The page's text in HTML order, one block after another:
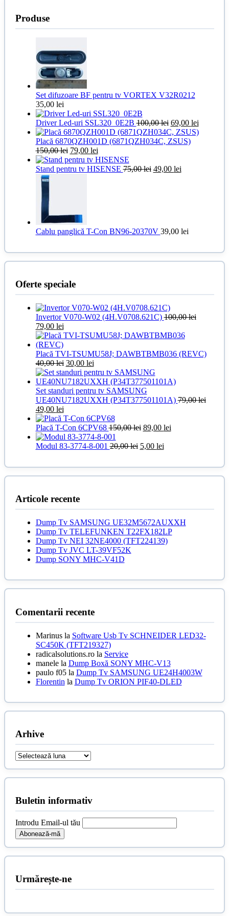
Produse
Set difuzoare BF pentru tv VORTEX V32R0212
35,00 lei
Driver Led-uri SSL320_0E2B100,00lei Prețul
inițial
a
69,00 leiPrețul
curent
Placă 6870QZH001D (6871QZH034C, ZSUS)
150,00lei Prețul
inițial
a
79,00 leiPrețul
curent
este:
Stand pentru tv HISENSE75,00lei Prețul
49,00 leiPrețul
Cablu panglică T-Con BN96-20370V 39,00 lei
Oferte speciale
Invertor V070-W02 (4H.V0708.621C)100,00lei
Prețul
inițial
a
fost:
100,00 lei.
79,00 leiPrețul
curent
este:
79,00 lei.
Placă TVI-TSUMU58J; DAWBTBMB036 (REVC)
40,00lei Prețul
inițial
a
fost:
40,00 lei.
30,00 leiPrețul
curent
este:
30,00 lei.
Set standuri pentru tv SAMSUNG
UE40NU7182UXXH (P34T377501101A)79,00lei
Prețul
inițial
a
fost:
79,00 lei.
49,00 leiPrețul
curent
este:
49,00 lei.
Placă T-Con 6CPV68150,00lei Prețul
a
89,00 leiPrețul
Modul 83-3774-8-00120,00lei Prețul
5,00 leiPrețul
Articole recente
Dump Tv SAMSUNG UE32M5672AUXXH
Dump Tv TELEFUNKEN T22FX182LP
Dump Tv NEI 32NE4000 (TFT224139)
Dump Tv JVC LT-39VF52K
Dump SONY MHC-V41D
Comentarii recente
Marinusla Software Usb Tv SCHNEIDER LED32-
SC450K (TFT219327)
radicalsolutions.rola Service
manelela Dump Boxă SONY MHC-V13
paulo f05la Dump Tv SAMSUNG UE24H4003W
Florentin la Dump Tv ORION PIF40-DLED
Arhive
Arhive
Buletin informativ
Introdu Email-ul tău
Urmărește-ne